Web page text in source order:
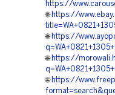
https://
🌐 https://
🌐 https://
🌐 https://
🌐 https://